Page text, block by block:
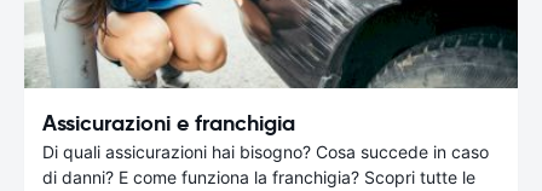
Assicurazioni e franchigia
Di quali assicurazioni hai bisogno? Cosa succede in caso
di danni? E come funziona la franchigia? Scopri tutte le